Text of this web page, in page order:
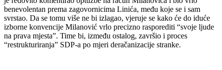
benevolentan prema zagovornicima Linića, među koje se i sam
svrstao. Da se tomu više ne bi izlagao, vjeruje se kako će do iduće
izborne konvencije Milanović vrlo precizno rasporediti “svoje ljude
na prava mjesta”. Time bi, između ostalog, završio i proces
“restrukturiranja” SDP-a po mjeri deračanizacije stranke.